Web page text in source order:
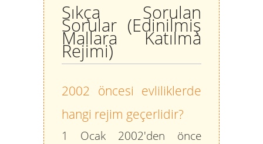
Sıkça Sorulan
Sorular (Edinilmiş
Mallara Katılma
Rejimi)
2002 öncesi evliliklerde
hangi rejim geçerlidir?
1 Ocak 2002'den önce